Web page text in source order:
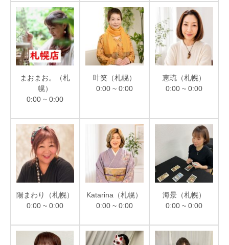
まおまお。（札
幌）
0:00 ~ 0:00
叶笑（札幌）
0:00 ~ 0:00
恵琉（札幌）
0:00 ~ 0:00
陽まわり（札幌）
0:00 ~ 0:00
Katarina（札幌）
0:00 ~ 0:00
海景（札幌）
0:00 ~ 0:00